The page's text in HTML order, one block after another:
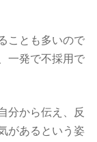
ことも多いので
一発で不採用で
分から伝え、反
があるという姿